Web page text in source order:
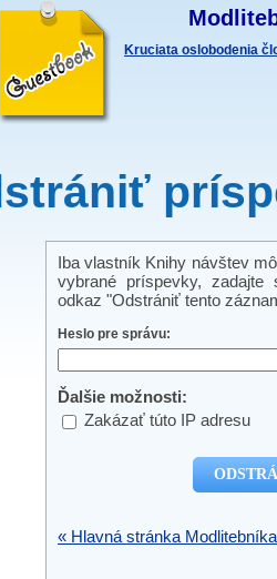
Kruciata oslobodenia
Iba vlastník Knihy návštev
vybrané príspevky,
odkaz "Odstrániť tento
Heslo pre správu:
Ďalšie možnosti:
Zakázať túto IP adresu
« Hlavná stránka Modlitebníka